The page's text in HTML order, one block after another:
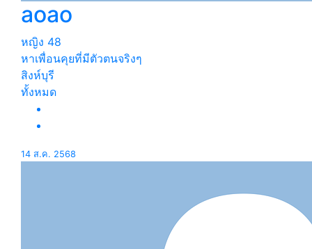
aoao
หญิง 48
หาเพื่อนคุยที่มีตัวตนจริงๆ
สิงห์บุรี
ทั้งหมด
14 ส.ค. 2568